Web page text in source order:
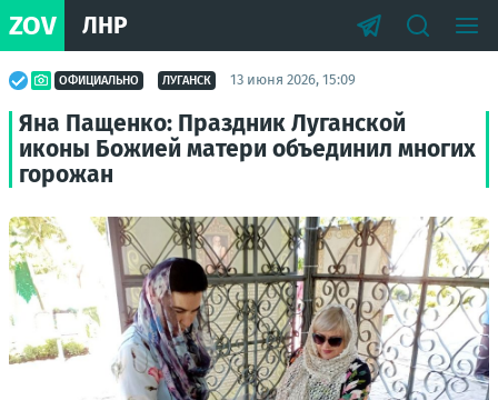
ZOV ЛНР
ОФИЦИАЛЬНО ЛУГАНСК 13 июня 2026, 15:09
Яна Пащенко: Праздник Луганской
иконы Божией матери объединил многих
горожан